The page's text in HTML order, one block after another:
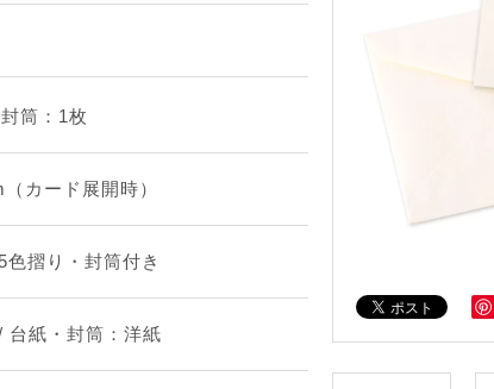
筒：1枚
カード展開時）
摺り・封筒付き
台紙・封筒：洋紙